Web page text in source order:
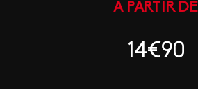
A PARTIR DE
14€90